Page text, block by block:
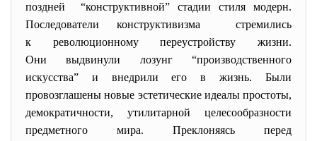
поздней “конструктивной” стадии стиля модерн.
Последователи конструктивизма стремились
к революционному переустройству жизни.
Они выдвинули лозунг “производственного
искусства” и внедрили его в жизнь. Были
провозглашены новые эстетические идеалы простоты,
демократичности, утилитарной целесообразности
предметного мира. Преклоняясь перед